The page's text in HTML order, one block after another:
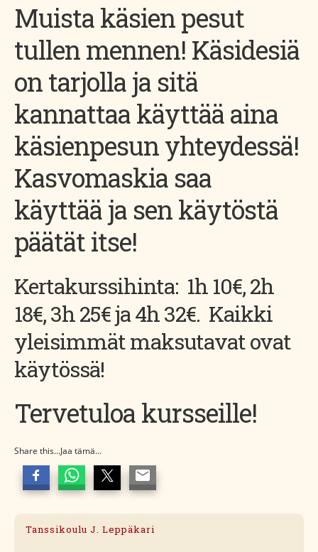
Muista käsien pesut
tullen mennen! Käsidesiä
on tarjolla ja sitä
kannattaa käyttää aina
käsienpesun yhteydessä!
Kasvomaskia saa
käyttää ja sen käytöstä
päätät itse!
Kertakurssihinta: 1h 10€, 2h
18€, 3h 25€ ja 4h 32€. Kaikki
yleisimmät maksutavat ovat
käytössä!
Tervetuloa kursseille!
Share this...Jaa tämä...
Tanssikoulu J. Leppäkari